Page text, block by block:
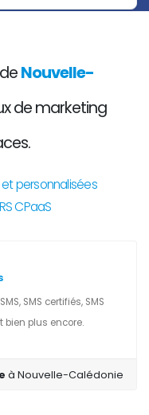
Nouvelle-
de marketing
personnalisées
CPaaS
SMS certifiés, SMS
bien plus encore.
à Nouvelle-Calédonie